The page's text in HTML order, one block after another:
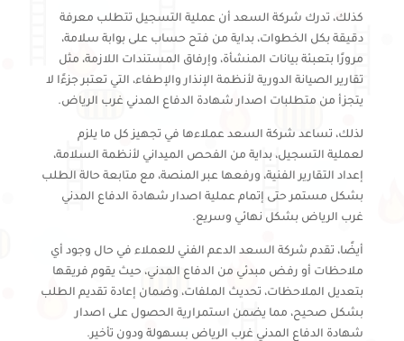
كذلك، تدرك شركة السعد أن عملية التسجيل تتطلب معرفة
دقيقة بكل الخطوات، بداية من فتح حساب على بوابة سلامة،
مرورًا بتعبئة بيانات المنشأة، وإرفاق المستندات اللازمة، مثل
تقارير الصيانة الدورية لأنظمة الإنذار والإطفاء، التي تعتبر جزءًا لا
يتجزأ من متطلبات اصدار شهادة الدفاع المدني غرب الرياض.
لذلك، تساعد شركة السعد عملاءها في تجهيز كل ما يلزم
لعملية التسجيل، بداية من الفحص الميداني لأنظمة السلامة،
إعداد التقارير الفنية، ورفعها عبر المنصة، مع متابعة حالة الطلب
بشكل مستمر حتى إتمام عملية اصدار شهادة الدفاع المدني
غرب الرياض بشكل نهائي وسريع.
أيضًا، تقدم شركة السعد الدعم الفني للعملاء في حال وجود أي
ملاحظات أو رفض مبدئي من الدفاع المدني، حيث يقوم فريقها
بتعديل الملاحظات، تحديث الملفات، وضمان إعادة تقديم الطلب
بشكل صحيح، مما يضمن استمرارية الحصول على اصدار
شهادة الدفاع المدني غرب الرياض بسهولة ودون تأخير.